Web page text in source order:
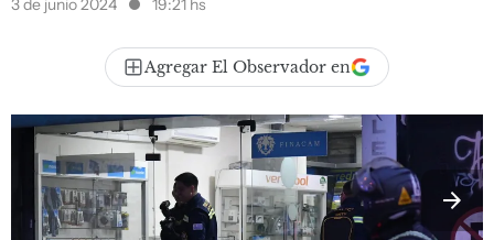
3 de junio 2024 19:21 hs
Agregar El Observador en